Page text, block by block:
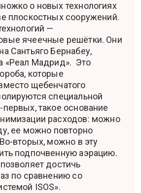
о новых технологиях
плоскостных сооружений.
—
ячеечные решётки. Они
Сантьяго Бернабеу,
«Реал Мадрид». Это
которые
щебенчатого
специальной
такое основание
расходов: можно
ее можно повторно
вторых, можно в эту
подпочвенную аэрацию.
достичь
по сравнению со
ISOS».